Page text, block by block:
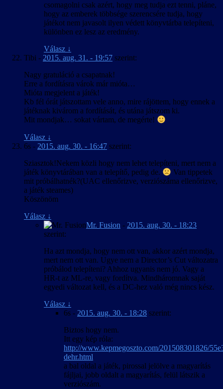
csomagolni csak azért, hogy meg tudja ezt tenni, pláne,
hogy az emberek többsége szerencsére tudja, hogy
játékot nem javasolt ilyen védett könyvtárba telepíteni,
különben ez lesz az eredmény.
Válasz ↓
Tibi - 2015. aug. 31. - 19:57 szerint:
Nagy gratuláció a csapatnak!
Erre a fordításra várok már mióta…
Mióta megjelent a játék!
Kb fél órát játszottam vele anno, mire rájöttem, hogy ennek a
játéknak kivárom a fordítását, és utána játszom ki.
Mit mondjak… sokat vártam, de megérte!
Válasz ↓
6s - 2015. aug. 30. - 16:47 szerint:
Sziasztok!Nekem közli hogy nem lehet telepíteni, mert nem a
játék könyvtárában van a telepítő, pedig de.
Van tippetek
mit próbálhatnék?(UAC ellenőrizve, verziószáma ellenőrizve,
a játék steames)
Köszönöm
Válasz ↓
Mr. Fusion - 2015. aug. 30. - 18:23
szerint:
Ha azt mondja, hogy nem ott van, akkor azért mondja,
mert nem ott van. Ugye nem a Director’s Cut változatra
próbálod telepíteni? Ahhoz ugyanis nem jó. Vagy a
HR-t az ML-re, vagy fordítva. Mindháromnak saját
egyedi változat kell, és a DC-hez való még nincs kész.
Válasz ↓
6s - 2015. aug. 30. - 18:28 szerint:
Biztos hogy nem.
Itt egy kép róla:
http://www.kepmegoszto.com/201508301826/
dehr.html
a bal oldal a játék, pirossal jelölve a magyarítás
fájljai, jobb oldalt a magyarítás, felül látszik a
verziószám.